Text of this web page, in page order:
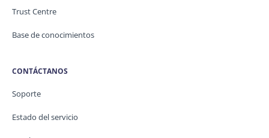
Trust Centre
Base de conocimientos
CONTÁCTANOS
Soporte
Estado del servicio